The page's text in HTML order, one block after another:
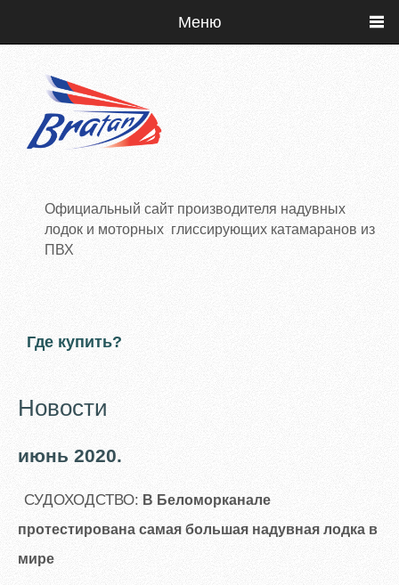
Меню
Официальный сайт производителя надувных
лодок и моторных глиссирующих катамаранов из
ПВХ
Где купить?
Новости
июнь 2020.
СУДОХОДСТВО: В Беломорканале
протестирована самая большая надувная лодка в
мире